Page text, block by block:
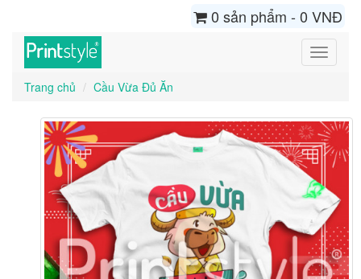
0 sản phẩm - 0 VNĐ
Toggle
Trang chủ
Cầu Vừa Đủ Ăn